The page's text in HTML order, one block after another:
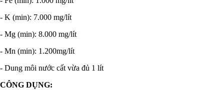
- K (min): 7.000 mg/lít
- Mg (min): 8.000 mg/lít
- Mn (min): 1.200mg/lít
- Dung môi nước cất vừa đủ 1 lít
CÔNG DỤNG: